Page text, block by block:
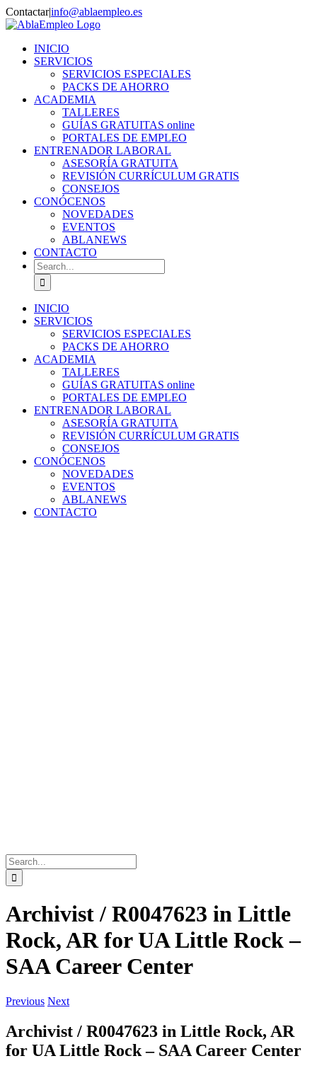
Skip
to
Contactar|info@ablaempleo.es
Facebook
Phone
INICIO
SERVICIOS
SERVICIOS ESPECIALES
PACKS DE AHORRO
ACADEMIA
TALLERES
GUÍAS GRATUITAS online
PORTALES DE EMPLEO
ENTRENADOR LABORAL
ASESORÍA GRATUITA
REVISIÓN CURRÍCULUM GRATIS
CONSEJOS
CONÓCENOS
NOVEDADES
EVENTOS
ABLANEWS
CONTACTO
Search
for:
INICIO
SERVICIOS
SERVICIOS ESPECIALES
PACKS DE AHORRO
ACADEMIA
TALLERES
GUÍAS GRATUITAS online
PORTALES DE EMPLEO
ENTRENADOR LABORAL
ASESORÍA GRATUITA
REVISIÓN CURRÍCULUM GRATIS
CONSEJOS
CONÓCENOS
NOVEDADES
EVENTOS
ABLANEWS
CONTACTO
Search
for:
Archivist / R0047623 in Little
Rock, AR for UA Little Rock –
SAA Career Center
Previous Next
Archivist / R0047623 in Little Rock, AR
for UA Little Rock – SAA Career Center